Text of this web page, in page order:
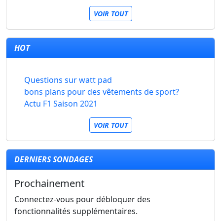
VOIR TOUT
HOT
Questions sur watt pad
bons plans pour des vêtements de sport?
Actu F1 Saison 2021
VOIR TOUT
DERNIERS SONDAGES
Prochainement
Connectez-vous pour débloquer des
fonctionnalités supplémentaires.